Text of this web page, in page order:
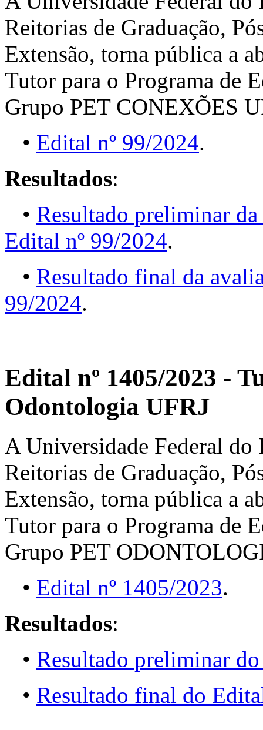
Reitorias de Graduação,
Extensão, torna pública a
Tutor para o Programa de
Grupo PET CONEXÕES
• Edital nº 99/2024.
Resultados:
• Resultado preliminar
Edital nº 99/2024.
• Resultado final da
99/2024.
Edital nº 1405/2023 -
Odontologia UFRJ
A Universidade Federal do
Reitorias de Graduação,
Extensão, torna pública a
Tutor para o Programa de
Grupo PET
• Edital nº 1405/2023.
Resultados:
• Resultado preliminar
• Resultado final do